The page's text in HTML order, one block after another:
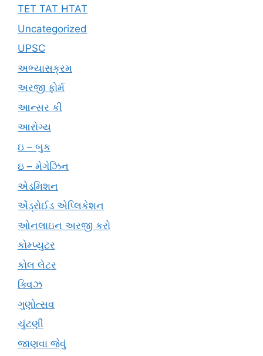
TET TAT HTAT
Uncategorized
UPSC
અભ્યાસક્રમ
અરજી ફોર્મ
આન્સર કી
આરોગ્ય
ઇ – બુક
ઇ – મેગેઝિન
એડમિશન
એંડ્રોઈડ એપ્લિકેશન
ઓનલાઇન અરજી કરો
કોમ્પ્યુટર
કોલ લેટર
ક્વિઝ
ગુણોત્સવ
ચુંટણી
જાણવા જેવું